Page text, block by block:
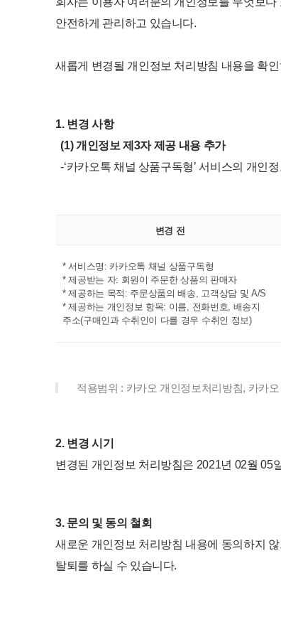
안전하게 관리하고 있습니다.
새롭게 변경될 개인정보 처리방침 내용을 확
1. 변경 사항
(1) 개인정보 제3자 제공 내용 추가
-‘카카오톡 채널 상품구독형’ 서비스의 개인
변경 전
* 서비스명: 카카오톡 채널 상품구독형
* 제공받는 자: 회원이 주문한 상품의 판매자
* 제공하는 목적: 주문상품의 배송, 고객상담 및 A/S
* 제공하는 개인정보 항목: 이름, 전화번호, 배송지
주소(구매인과 수취인이 다를 경우 수취인 정보)
적용범위 : 카카오 개인정보처리방침, 카카
2. 변경 시기
변경된 개인정보 처리방침은 2021년 02월 05
3. 문의 및 동의 철회
새로운 개인정보 처리방침 내용에 동의하지
탈퇴를 하실 수 있습니다.